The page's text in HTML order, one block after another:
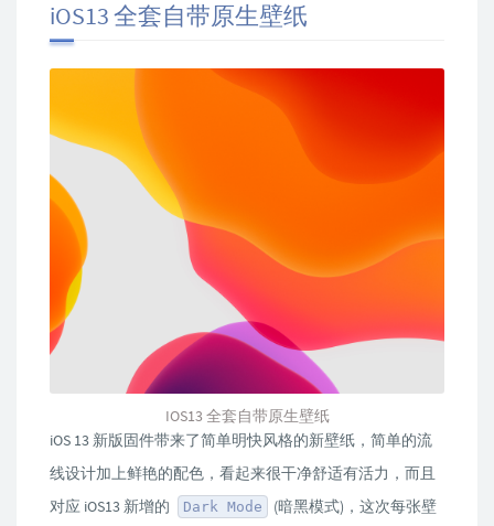
iOS13 全套自带原生壁纸
IOS13 全套自带原生壁纸
iOS 13 新版固件带来了简单明快风格的新壁纸，简单的流
线设计加上鲜艳的配色，看起来很干净舒适有活力，而且
对应 iOS13 新增的
Dark Mode
(暗黑模式)，这次每张壁